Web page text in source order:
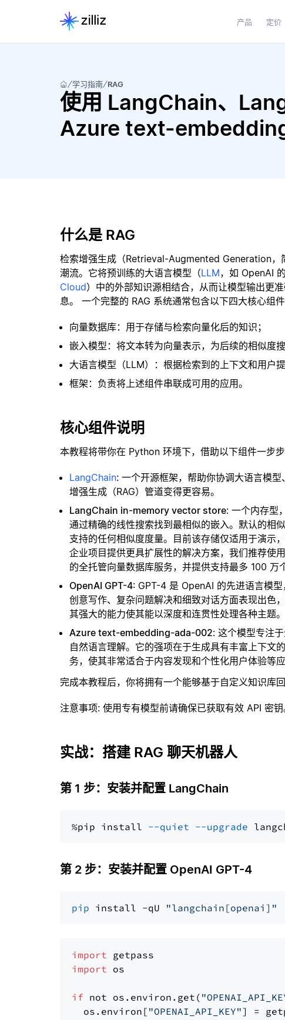
产品 定价
学习指南 RAG
使用 LangChain、
Azure text-
什么是 RAG
检索增强生成（Retrieval-Augmented Generation，
潮流。它将预训练的大语言模型（LLM，如 OpenAI
Cloud）中的外部知识源相结合，从而让模型输出更
息。 一个完整的 RAG 系统通常包含以下四大核心组件
向量数据库：用于存储与检索向量化后的知识；
嵌入模型：将文本转为向量表示，为后续的相似度搜
大语言模型（LLM）：根据检索到的上下文和用户提
框架：负责将上述组件串联成可用的应用。
核心组件说明
本教程将带你在 Python 环境下，借助以下组件一步
LangChain: 一个开源框架，帮助你协调大语言模
增强生成（RAG）管道变得更容易。
LangChain in-memory vector store: 一个内存型，
通过精确的线性搜索找到最相似的嵌入。默认的
支持的任何相似度度量。目前该存储仅适用于演示
企业项目提供更具扩展性的解决方案，我们推荐使用
的全托管向量数据库服务，并提供支持最多 100 万
OpenAI GPT-4: GPT-4 是 OpenAI 的先进语言模
创意写作、复杂问题解决和细致对话方面表现出色
其强大的能力使其能以深度和连贯性处理各种主题。
Azure text-embedding-ada-002: 这个模型专注
自然语言理解。它的强项在于生成具有丰富上下文
务，使其非常适合于内容发现和个性化用户体验等应
完成本教程后，你将拥有一个能够基于自定义知识库
注意事项: 使用专有模型前请确保已获取有效 API 密钥
实战：搭建 RAG 聊天机器人
第 1 步：安装并配置 LangChain
%pip install --quiet --upgrade
第 2 步：安装并配置 OpenAI GPT-4
pip install -qU "langchain[openai]"
import
import os
if not os.environ.get(
  os.environ[
"OPENAI_API_KEY"] =